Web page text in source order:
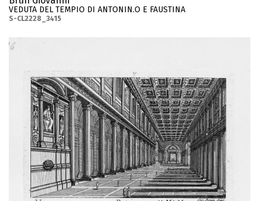
VEDUTA DEL TEMPIO DI ANTONIN.O E FAUSTINA
S-CL2228_3415